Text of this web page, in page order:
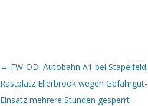
Beitrags-Navigation
← FW-OD: Autobahn A1 bei Stapelfeld:
Rastplatz Ellerbrook wegen Gefahrgut-
Einsatz mehrere Stunden gesperrt